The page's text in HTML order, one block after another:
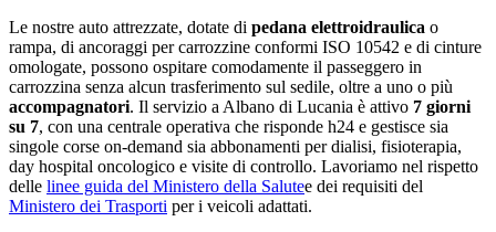
Le nostre auto attrezzate, dotate di pedana elettroidraulica o
rampa, di ancoraggi per carrozzine conformi ISO 10542 e di cinture
omologate, possono ospitare comodamente il passeggero in
carrozzina senza alcun trasferimento sul sedile, oltre a uno o più
accompagnatori. Il servizio a Albano di Lucania è attivo 7 giorni
su 7, con una centrale operativa che risponde h24 e gestisce sia
singole corse on-demand sia abbonamenti per dialisi, fisioterapia,
day hospital oncologico e visite di controllo. Lavoriamo nel rispetto
delle linee guida del Ministero della Salutee dei requisiti del
Ministero dei Trasporti per i veicoli adattati.